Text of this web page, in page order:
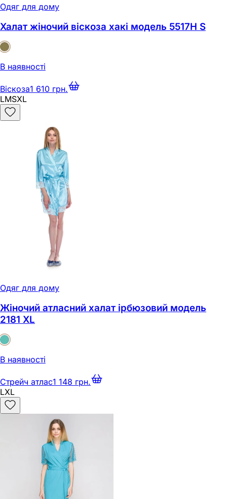
Одяг для дому
Халат жіночий віскоза хакі модель 5517Н S
В наявності
Віскоза1 610 грн.
LMSXL
Одяг для дому
Жіночий атласний халат ірбюзовий модель
2181 XL
В наявності
Стрейч атлас1 148 грн.
LXL